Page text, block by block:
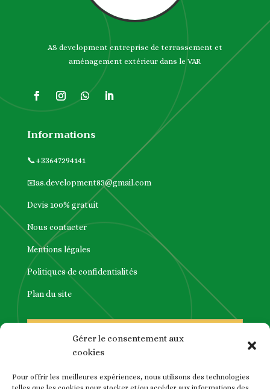
Gérer le consentement aux
cookies
Pour offrir les meilleures expériences, nous utilisons des technologies
AS development entreprise de terrassement et
aménagement extérieur dans le VAR
Informations
📞+33647294141
📧as.development83@gmail.com
Devis 100% gratuit
Nous contacter
Mentions légales
Politiques de confidentialités
Plan du site